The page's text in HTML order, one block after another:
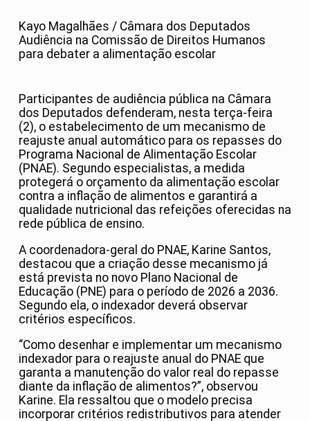
Kayo Magalhães / Câmara dos Deputados
Audiência na Comissão de Direitos Humanos
para debater a alimentação escolar
Participantes de audiência pública na Câmara
dos Deputados defenderam, nesta terça-feira
(2), o estabelecimento de um mecanismo de
reajuste anual automático para os repasses do
Programa Nacional de Alimentação Escolar
(PNAE). Segundo especialistas, a medida
protegerá o orçamento da alimentação escolar
contra a inflação de alimentos e garantirá a
qualidade nutricional das refeições oferecidas na
rede pública de ensino.
A coordenadora-geral do PNAE, Karine Santos,
destacou que a criação desse mecanismo já
está prevista no novo Plano Nacional de
Educação (PNE) para o período de 2026 a 2036.
Segundo ela, o indexador deverá observar
critérios específicos.
“Como desenhar e implementar um mecanismo
indexador para o reajuste anual do PNAE que
garanta a manutenção do valor real do repasse
diante da inflação de alimentos?”, observou
Karine. Ela ressaltou que o modelo precisa
incorporar critérios redistributivos para atender